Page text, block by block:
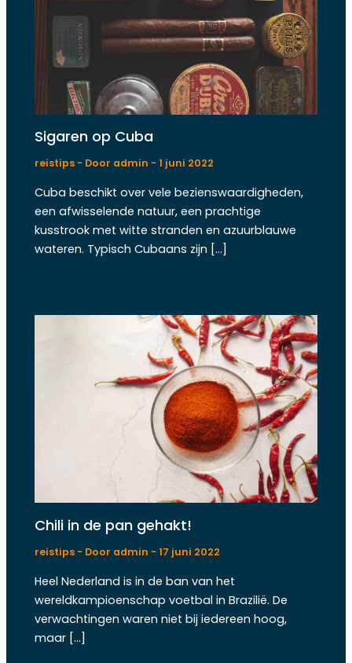
Sigaren op Cuba
reistips - Door admin - 1 juni 2022
Cuba beschikt over vele bezienswaardigheden,
een afwisselende natuur, een prachtige
kusstrook met witte stranden en azuurblauwe
wateren. Typisch Cubaans zijn […]
Chili in de pan gehakt!
reistips - Door admin - 17 juni 2022
Heel Nederland is in de ban van het
wereldkampioenschap voetbal in Brazilië. De
verwachtingen waren niet bij iedereen hoog,
maar […]